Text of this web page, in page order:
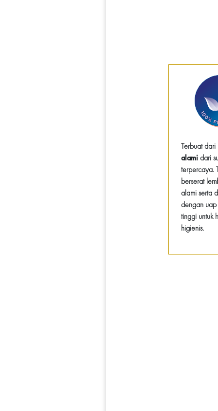
Terbuat dari
alamidari
terpercaya.
berserat
alami serta
dengan
tinggi untuk
higienis.